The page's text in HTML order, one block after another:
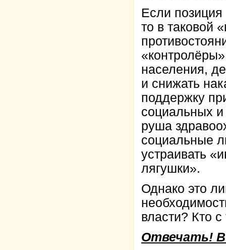
Если позиция
то в таковой
населения,
и снижать
поддержку
социальных и
руша
социальные
устраивать
лягушки».
Однако это
власти? Кто
Отвечать!